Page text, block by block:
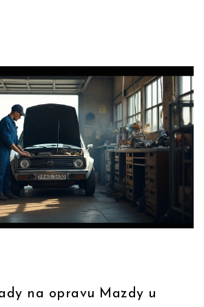
na opravu Mazdy u